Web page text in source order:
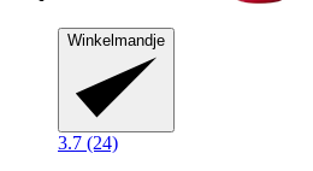
Winkelmandje
3.7 (24)